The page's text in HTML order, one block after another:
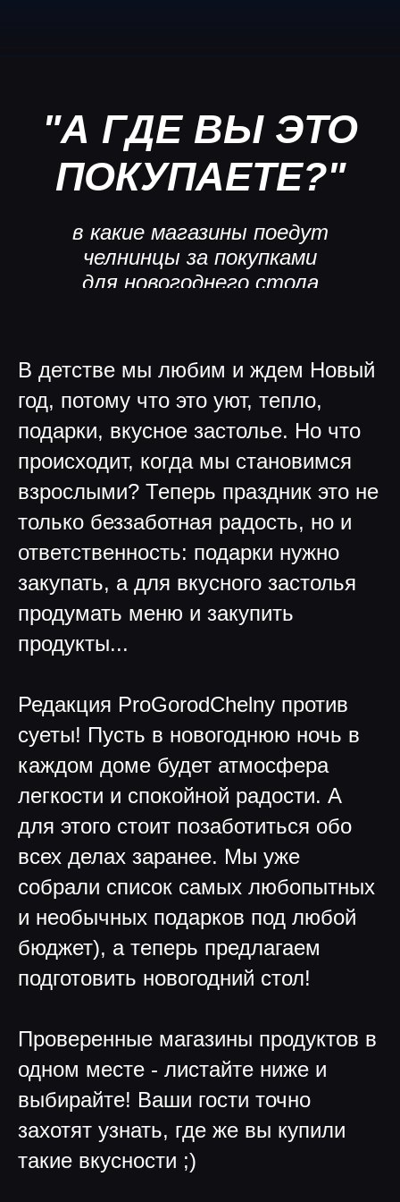
в какие магазины поедут
В детстве мы любим и ждем Новый
год, потому что это уют, тепло,
подарки, вкусное застолье. Но что
происходит, когда мы становимся
взрослыми? Теперь праздник это не
только беззаботная радость, но и
ответственность: подарки нужно
закупать, а для вкусного застолья
продумать меню и закупить
продукты...
Редакция ProGorodChelny против
суеты! Пусть в новогоднюю ночь в
каждом доме будет атмосфера
легкости и спокойной радости. А
для этого стоит позаботиться обо
всех делах заранее. Мы уже
собрали список самых любопытных
и необычных подарков под любой
бюджет), а теперь предлагаем
подготовить новогодний стол!
Проверенные магазины продуктов в
одном месте - листайте ниже и
выбирайте! Ваши гости точно
захотят узнать, где же вы купили
такие вкусности ;)